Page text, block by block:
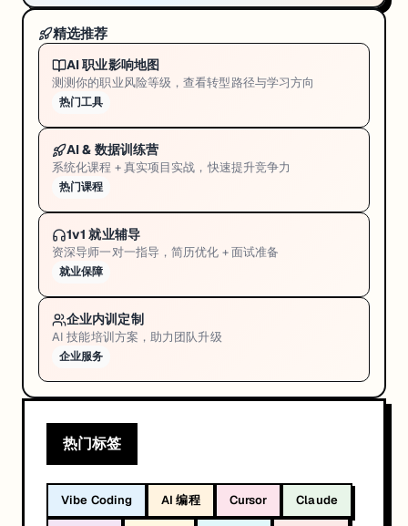
精选推荐
AI 职业影响地图
测测你的职业风险等级，查看转型路径与学习方向
热门工具
AI & 数据训练营
系统化课程 + 真实项目实战，快速提升竞争力
热门课程
1v1 就业辅导
资深导师一对一指导，简历优化 + 面试准备
就业保障
企业内训定制
AI 技能培训方案，助力团队升级
企业服务
热门标签
Vibe Coding AI 编程 Cursor Claude